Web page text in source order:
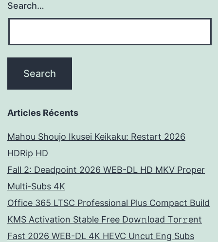
Search…
Articles Récents
Mahou Shoujo Ikusei Keikaku: Restart 2026
HDRip HD
Fall 2: Deadpoint 2026 WEB-DL HD MKV Proper
Multi-Subs 4K
Office 365 LTSC Professional Plus Compact Build
KMS Activation Stable Frее Dow𝚗load Tоr𝚛ent
Fast 2026 WEB-DL 4K HEVC Uncut Eng Subs